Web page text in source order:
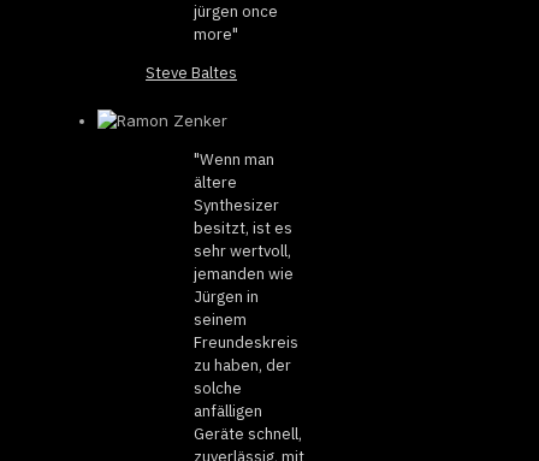
jürgen once
more"
Steve Baltes
"Wenn man
ältere
Synthesizer
besitzt, ist es
sehr wertvoll,
jemanden wie
Jürgen in
seinem
Freundeskreis
zu haben, der
solche
anfälligen
Geräte schnell,